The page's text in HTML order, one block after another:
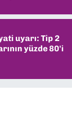
uyarı: Tip 2
yüzde 80'i